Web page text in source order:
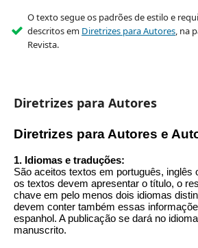
O texto segue os padrões de estilo e
descritos em Diretrizes para Autores, na
Revista.
Diretrizes para Autores
Diretrizes para Autores e
1. Idiomas e traduções:
São aceitos textos em português, inglês
os textos devem apresentar o título, o
chave em pelo menos dois idiomas
devem conter também essas
espanhol. A publicação se dará no
manuscrito.